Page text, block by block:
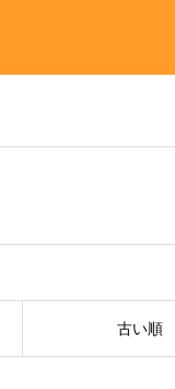
古い順